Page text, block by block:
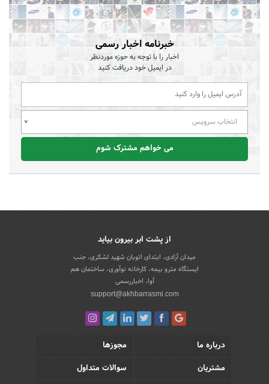
خبرنامه اخبار رسمی
اخبار را با توجه به حوزه موردنظر
در ایمیل خود دریافت کنید
انتخاب سرویس
می خواهم مشترک شوم
از پشت ابر بیرون بیاید
میدان آزادی، ابتدای اتوبان شهید لشکری، جنب
ایستگاه مترو بیمه، کارخانه نوآوری، ساختمان هم
آوا، اخباررسمی
support@akhbarrasmi.com
درباره ما
مجوزها
مشتریان
سوالات متداول